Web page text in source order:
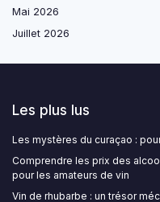
Mai 2026
Juillet 2026
Les plus lus
Les mystères du curaçao :
Comprendre les prix des
pour les amateurs de vin
Vin de rhubarbe : un trésor